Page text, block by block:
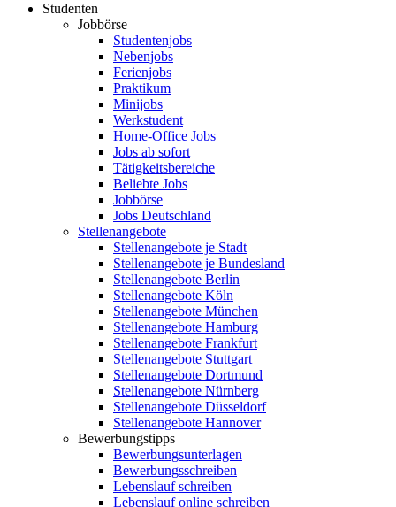
Studenten
Jobbörse
Studentenjobs
Nebenjobs
Ferienjobs
Praktikum
Minijobs
Werkstudent
Home-Office Jobs
Jobs ab sofort
Tätigkeitsbereiche
Beliebte Jobs
Jobbörse
Jobs Deutschland
Stellenangebote
Stellenangebote je Stadt
Stellenangebote je Bundesland
Stellenangebote Berlin
Stellenangebote Köln
Stellenangebote München
Stellenangebote Hamburg
Stellenangebote Frankfurt
Stellenangebote Stuttgart
Stellenangebote Dortmund
Stellenangebote Nürnberg
Stellenangebote Düsseldorf
Stellenangebote Hannover
Bewerbungstipps
Bewerbungsunterlagen
Bewerbungsschreiben
Lebenslauf schreiben
Lebenslauf online schreiben